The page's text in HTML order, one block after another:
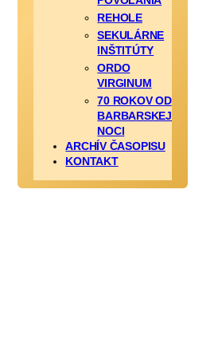
REHOLE
SEKULÁRNE
INŠTITÚTY
ORDO
VIRGINUM
70 ROKOV OD
BARBARSKEJ
NOCI
ARCHÍV ČASOPISU
KONTAKT